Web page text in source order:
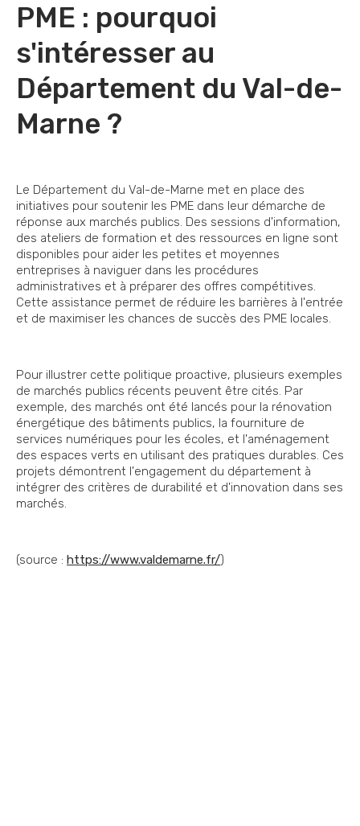
PME : pourquoi
s'intéresser au
Département du Val-de-
Marne ?
Le Département du Val-de-Marne met en place des
initiatives pour soutenir les PME dans leur démarche de
réponse aux marchés publics. Des sessions d'information,
des ateliers de formation et des ressources en ligne sont
disponibles pour aider les petites et moyennes
entreprises à naviguer dans les procédures
administratives et à préparer des offres compétitives.
Cette assistance permet de réduire les barrières à l'entrée
et de maximiser les chances de succès des PME locales.
Pour illustrer cette politique proactive, plusieurs exemples
de marchés publics récents peuvent être cités. Par
exemple, des marchés ont été lancés pour la rénovation
énergétique des bâtiments publics, la fourniture de
services numériques pour les écoles, et l'aménagement
des espaces verts en utilisant des pratiques durables. Ces
projets démontrent l'engagement du département à
intégrer des critères de durabilité et d'innovation dans ses
marchés.
(source : https://www.valdemarne.fr/)